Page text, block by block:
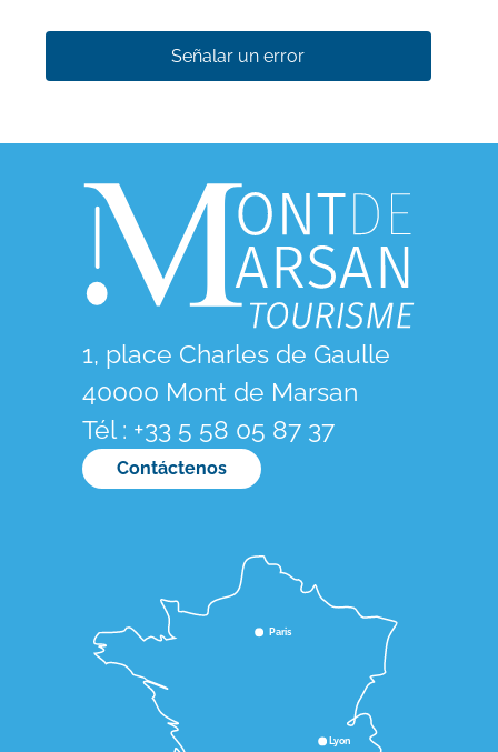
Señalar un error
1, place Charles de Gaulle
40000 Mont de Marsan
Tél : +33 5 58 05 87 37
Contáctenos
Lyon
Paris